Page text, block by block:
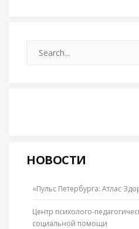
НОВОСТИ
«Пульс Петербурга: Атлас
Центр психолого-
социальной помощи